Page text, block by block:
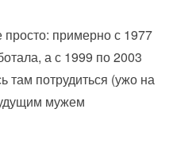
просто: примерно с 1977
а с 1999 по 2003
там потрудиться (ужо на
мужем